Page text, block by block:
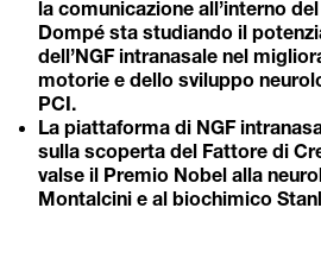
la comunicazione all’interno
Dompé sta studiando il
dell’NGF intranasale nel
motorie e dello sviluppo
PCI.
La piattaforma di NGF
sulla scoperta del Fattore di
valse il Premio Nobel alla
Montalcini e al biochimico